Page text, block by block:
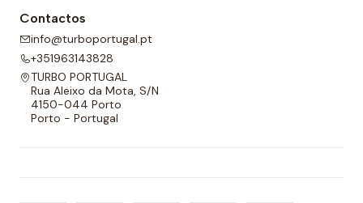
Contactos
info@turboportugal.pt
+351963143828
TURBO PORTUGAL
Rua Aleixo da Mota, S/N
4150-044 Porto
Porto - Portugal